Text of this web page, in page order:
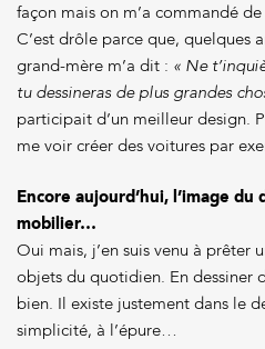
façon mais on m’a commandé
C’est drôle parce que, quelques
grand-mère m’a dit : « Ne
tu dessineras de plus grandes
participait d’un meilleur design.
me voir créer des voitures par
Encore aujourd’hui, l’image
mobilier…
Oui mais, j’en suis venu à prêter
objets du quotidien. En dessiner
bien. Il existe justement dans le
simplicité, à l’épure…